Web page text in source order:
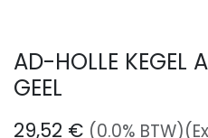
AD-HOLLE KEGEL
GEEL
29,52 € (0.0% BTW)